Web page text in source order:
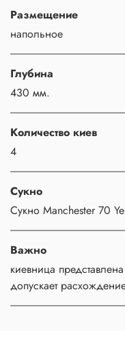
Размещение
напольное
Глубина
430 мм.
Количество киев
4
Сукно
Сукно Manchester 70
Важно
киевница
допускает